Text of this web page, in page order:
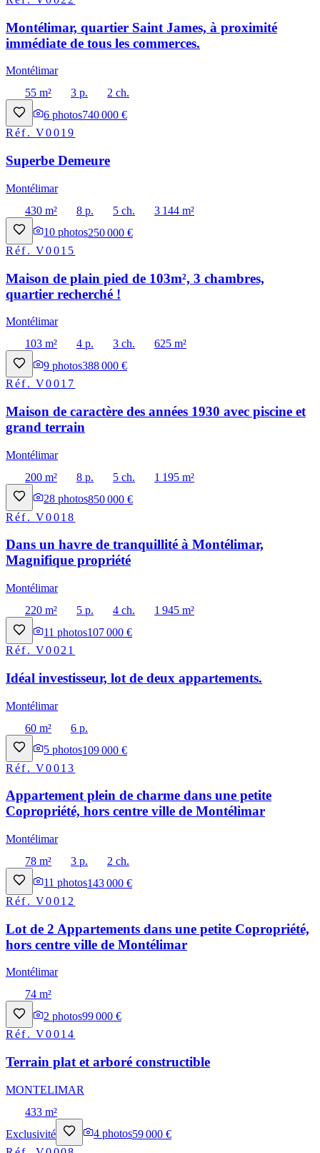
Montélimar, quartier Saint James, à proximité
immédiate de tous les commerces.
Montélimar
55 m²
3 p.
2 ch.
6 photos740 000 €
Réf.V0019
Superbe Demeure
Montélimar
430 m²
8 p. 5 ch.
3 144 m²
10 photos250 000 €
Réf.V0015
Maison de plain pied de 103m², 3 chambres,
quartier recherché !
Montélimar
103 m²
4 p. 3 ch.
625 m²
9 photos388 000 €
Réf.V0017
Maison de caractère des années 1930 avec piscine et
grand terrain
Montélimar
200 m²
8 p. 5 ch.
1 195 m²
28 photos850 000 €
Réf.V0018
Dans un havre de tranquillité à Montélimar,
Magnifique propriété
Montélimar
220 m²
5 p. 4 ch.
1 945 m²
11 photos107 000 €
Réf.V0021
Idéal investisseur, lot de deux appartements.
Montélimar
60 m²
6 p.
5 photos109 000 €
Réf.V0013
Appartement plein de charme dans une petite
Copropriété, hors centre ville de Montélimar
Montélimar
78 m²
3 p.
2 ch.
11 photos143 000 €
Réf.V0012
Lot de 2 Appartements dans une petite Copropriété,
hors centre ville de Montélimar
Montélimar
74 m²
2 photos99 000 €
Réf.V0014
Terrain plat et arboré constructible
MONTELIMAR
433 m²
Exclusivité
4 photos59 000 €